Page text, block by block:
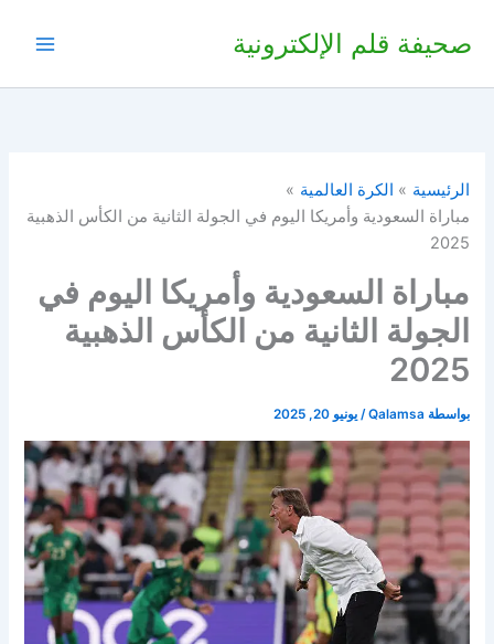
صحيفة قلم الإلكترونية
الرئيسية
الكرة العالمية
مباراة السعودية وأمريكا اليوم في الجولة الثانية من الكأس الذهبية
2025
مباراة السعودية وأمريكا اليوم في
الجولة الثانية من الكأس الذهبية
2025
بواسطة Qalamsa
/يونيو 20, 2025